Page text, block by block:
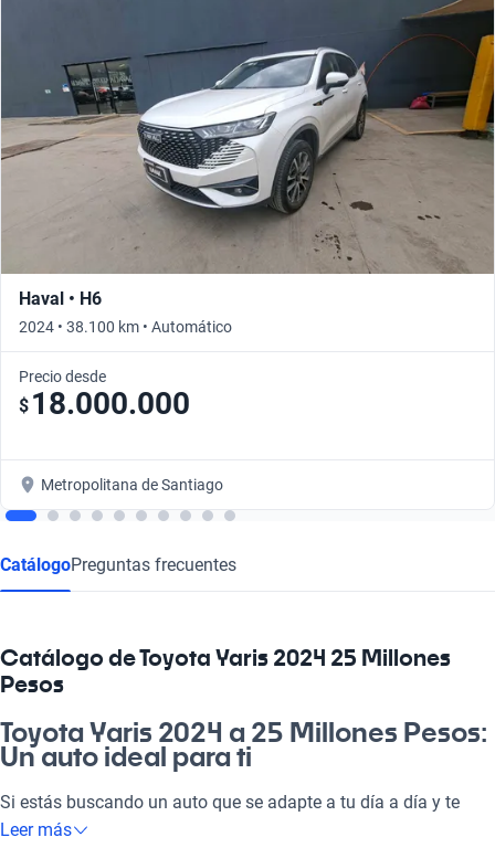
Haval • H6
2024 • 38.100 km • Automático
Precio desde
$ 18.000.000
Metropolitana de Santiago
CatálogoPreguntas frecuentes
Catálogo de Toyota Yaris 2024 25 Millones
Pesos
Toyota Yaris 2024 a 25 Millones Pesos:
Un auto ideal para ti
Si estás buscando un auto que se adapte a tu día a día y te
lleve a donde quieras, el Toyota Yaris 2024 es lo que necesitas.
Leer más